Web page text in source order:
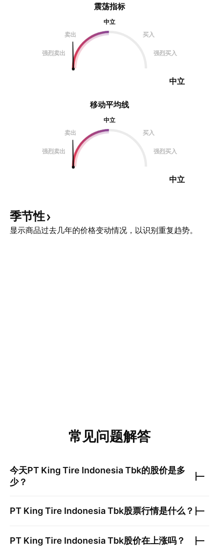
震荡指标
中立
卖出
买入
强烈卖出 强烈买入
中立
移动平均线
中立
卖出
买入
强烈卖出 强烈买入
中立
季节性
显示商品过去几年的价格变动情况，以识别重复趋势。
常见问题解答
今天PT King Tire Indonesia Tbk的股价是多
少？
PT King Tire Indonesia Tbk股票行情是什么？
PT King Tire Indonesia Tbk股价在上涨吗？